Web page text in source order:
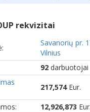
rekvizitai
Savanorių pr.
Vilnius
92 darbuotojai
217,574Eur.
12,926,873 Eur.